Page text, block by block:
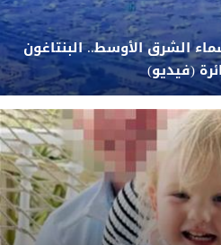
الشرق الأوسط.. البنتاغون
(فيديو)